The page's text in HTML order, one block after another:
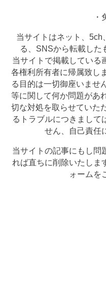
・
当サイトはネット、5ch
る、SNSから転載した
当サイトで掲載している
各権利所有者に帰属致し
る目的は一切御座いませ
等に関して何か問題があ
切な対処を取らせていた
るトラブルにつきまして
せん、自己責任
当サイトの記事にもし問
れば直ちに削除いたしま
ォームを